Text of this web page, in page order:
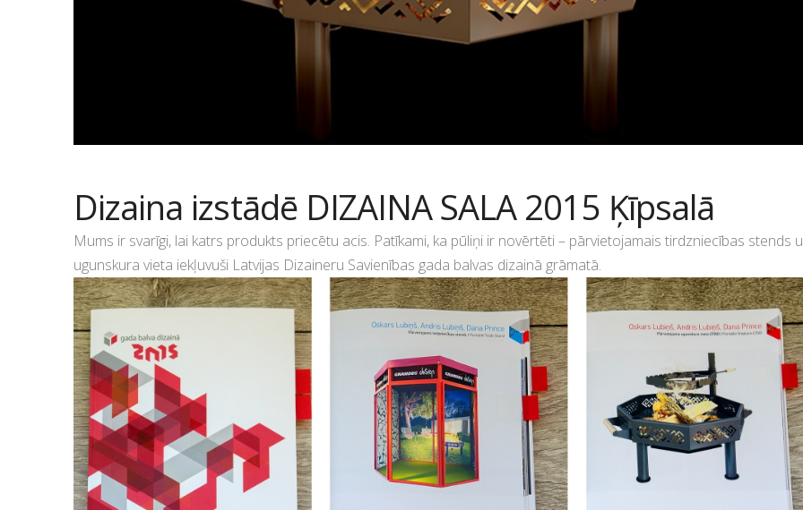
Dizaina izstādē DIZAINA SALA 2015 Ķīpsalā
Mums ir svarīgi, lai katrs produkts priecētu acis. Patīkami, ka pūliņi ir novērtēti – pārvietojamais tirdzniecības stends
ugunskura vieta iekļuvuši Latvijas Dizaineru Savienības gada balvas dizainā grāmatā.